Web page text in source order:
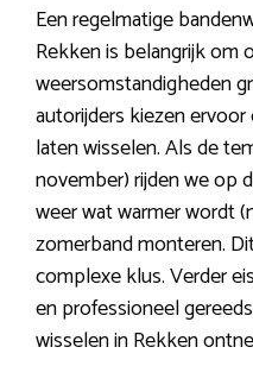
Een regelmatige
Rekken is belangrijk om
weersomstandigheden
autorijders kiezen
laten wisselen. Als de
november) rijden we op
weer wat warmer wordt
zomerband monteren.
complexe klus. Verder
en professioneel
wisselen in Rekken